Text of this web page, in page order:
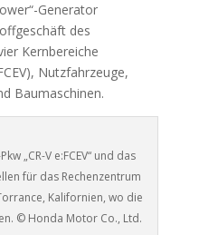
Generator
des
Kernbereiche
Nutzfahrzeuge,
Baumaschinen.
„CR-V e:FCEV“ und das
für das Rechenzentrum
Kalifornien, wo die
© Honda Motor Co., Ltd.